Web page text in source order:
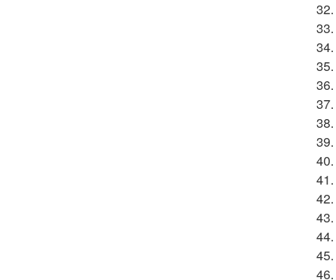
32.
33.
34.
35.
36.
37.
38.
39.
40.
41.
42.
43.
44.
45.
46.